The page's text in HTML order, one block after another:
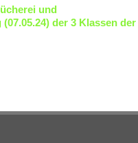
und
der 3 Klassen der